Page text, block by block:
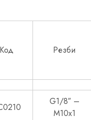
Код Резби
G1/8″ –
M10x1